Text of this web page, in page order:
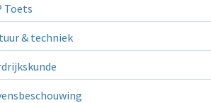
Toets
& techniek